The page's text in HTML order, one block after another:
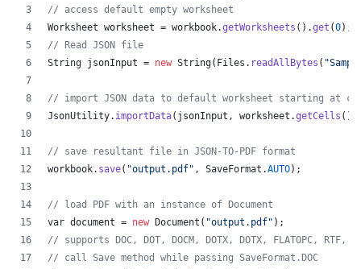
// access default empty worksheet
Worksheet worksheet = workbook.getWorksheets ().get (0);
// Read JSON file
String jsonInput = new String( Files . readAllBytes (
// import JSON data to default worksheet starting at
JsonUtility. importData( jsonInput , worksheet .getCells
// save resultant file in JSON-TO-PDF format
workbook. save( "output.pdf" , SaveFormat .AUTO);
// load PDF with an instance of Document
var document = new Document ( "output.pdf" );
// supports DOC, DOT, DOCM, DOTX, DOTX, FLATOPC,
// call Save method while passing SaveFormat.DOC